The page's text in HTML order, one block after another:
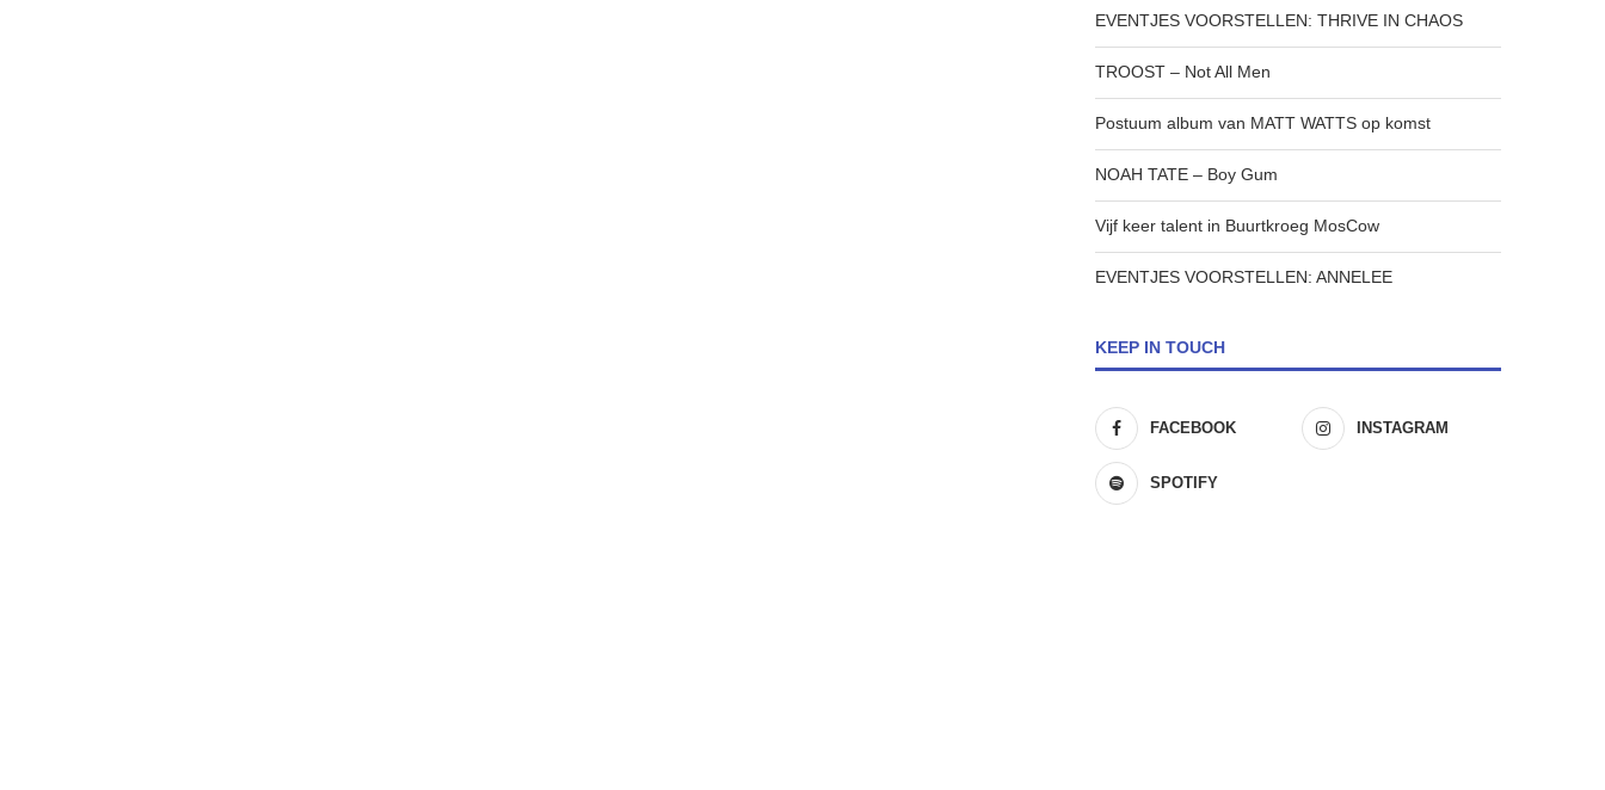
EVENTJES VOORSTELLEN: THRIVE IN CHAOS
TROOST – Not All Men
Postuum album van MATT WATTS op komst
NOAH TATE – Boy Gum
Vijf keer talent in Buurtkroeg MosCow
EVENTJES VOORSTELLEN: ANNELEE
KEEP IN TOUCH
FACEBOOK INSTAGRAM
SPOTIFY